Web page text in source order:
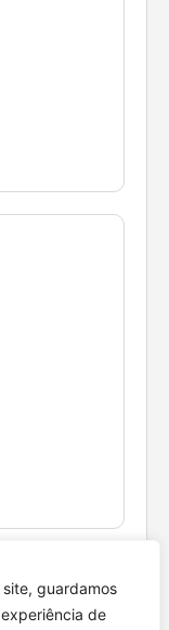
guardamos
de